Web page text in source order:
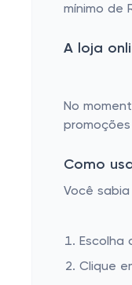
mínimo de
A loja
No
Como
Você
Escolha
Clique